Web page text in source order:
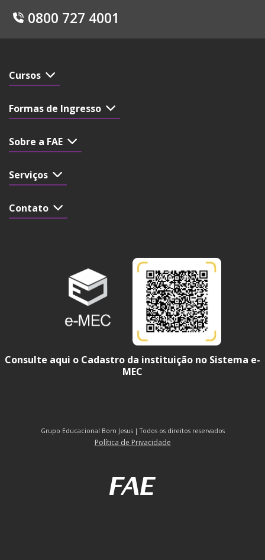
0800 727 4001
Cursos
Formas de Ingresso
Sobre a FAE
Serviços
Contato
Consulte aqui o Cadastro da instituição no Sistema e-
MEC
Grupo Educacional Bom Jesus | Todos os direitos reservados
Política de Privacidade